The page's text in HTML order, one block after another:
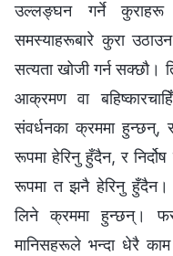
उल्लङ्घन गर्ने कुराहरू
समस्याहरूबारे कुरा
सत्यता खोजी गर्न सक्छौ।
आक्रमण वा
संवर्धनका क्रममा हुन्छन्, र
रूपमा हेरिनु हुँदैन, र
रूपमा त झनै हेरिनु हुँदैन।
लिने क्रममा हुन्छन्।
मानिसहरूले भन्दा धेरै